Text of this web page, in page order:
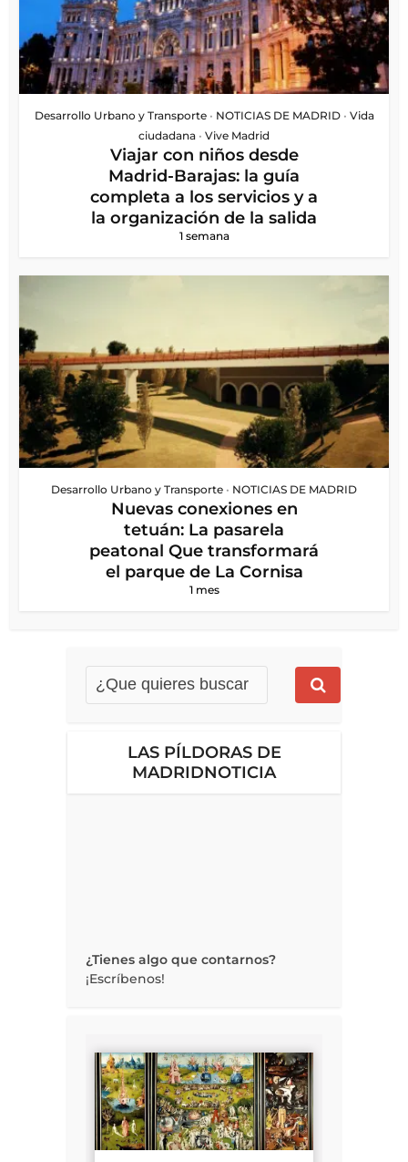
Desarrollo Urbano y Transporte • NOTICIAS DE MADRID • Vida
ciudadana • Vive Madrid
Viajar con niños desde
Madrid-Barajas: la guía
completa a los servicios y a
la organización de la salida
1 semana
Desarrollo Urbano y Transporte • NOTICIAS DE MADRID
Nuevas conexiones en
tetuán: La pasarela
peatonal Que transformará
el parque de La Cornisa
1 mes
LAS PÍLDORAS DE
MADRIDNOTICIA
¿Tienes algo que contarnos?
¡Escríbenos!